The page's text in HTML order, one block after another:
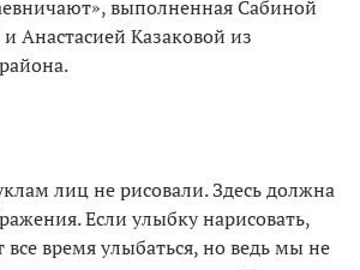
выполненная Сабиной
Анастасией Казаковой из
лиц не рисовали. Здесь должна
Если улыбку нарисовать,
все время улыбаться, но ведь мы не